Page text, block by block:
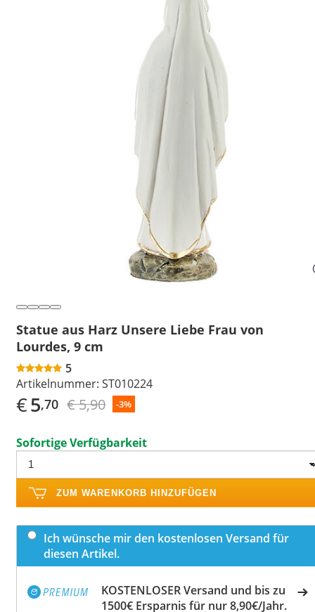
Statue aus Harz Unsere Liebe Frau von
Lourdes, 9 cm
5
Artikelnummer: ST010224
€5,70 € 5,90 -3%
Sofortige Verfügbarkeit
ZUM WARENKORB HINZUFÜGEN
Ich wünsche mir den kostenlosen Versand für
diesen Artikel.
KOSTENLOSER Versand und bis zu
1500€ Ersparnis für nur 8,90€/Jahr.